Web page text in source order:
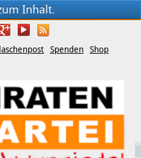
Inhalt.
Spenden Shop